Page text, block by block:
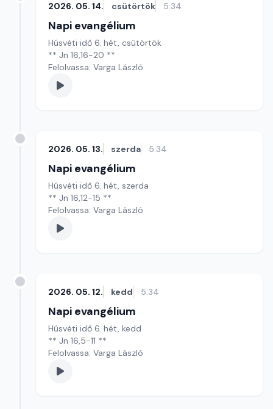
2026. 05. 14. csütörtök 5:34
Napi evangélium
Húsvéti idő 6. hét, csütörtök
** Jn 16,16-20 **
Felolvassa: Varga László
2026. 05. 13. szerda 5:34
Napi evangélium
Húsvéti idő 6. hét, szerda
** Jn 16,12-15 **
Felolvassa: Varga László
2026. 05. 12. kedd 5:34
Napi evangélium
Húsvéti idő 6. hét, kedd
** Jn 16,5-11 **
Felolvassa: Varga László